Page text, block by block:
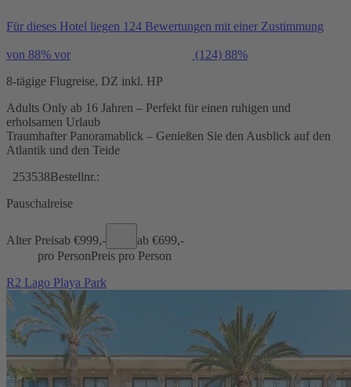
Für dieses Hotel liegen 124 Bewertungen mit einer Zustimmung
von 88% vor (124) 88%
8-tägige Flugreise, DZ inkl. HP
Adults Only ab 16 Jahren – Perfekt für einen ruhigen und
erholsamen Urlaub
Traumhafter Panoramablick – Genießen Sie den Ausblick auf den
Atlantik und den Teide
253538Bestellnr.:
Pauschalreise
Alter Preisab €999,- ab €699,-
pro PersonPreis pro Person
R2 Lago Playa Park